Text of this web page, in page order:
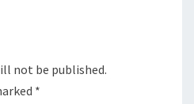
not be published.
*